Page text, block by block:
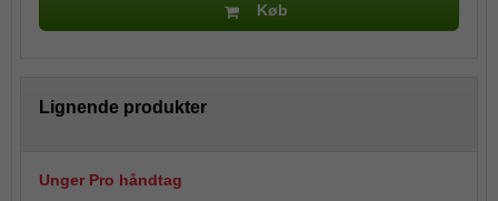
Køb
Lignende produkter
Unger Pro håndtag